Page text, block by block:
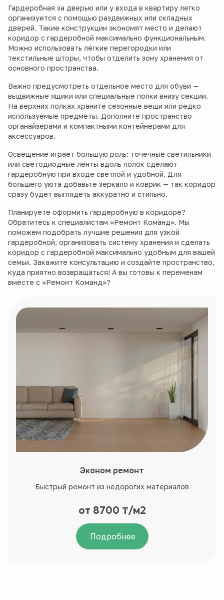
Гардеробная за дверью или у входа в квартиру легко
организуется с помощью раздвижных или складных
дверей. Такие конструкции экономят место и делают
коридор с гардеробной максимально функциональным.
Можно использовать лёгкие перегородки или
текстильные шторы, чтобы отделить зону хранения от
основного пространства.
Важно предусмотреть отдельное место для обуви —
выдвижные ящики или специальные полки внизу секции.
На верхних полках храните сезонные вещи или редко
используемые предметы. Дополните пространство
органайзерами и компактными контейнерами для
аксессуаров.
Освещение играет большую роль: точечные светильники
или светодиодные ленты вдоль полок сделают
гардеробную при входе светлой и удобной. Для
большего уюта добавьте зеркало и коврик — так коридор
сразу будет выглядеть аккуратно и стильно.
Планируете оформить гардеробную в коридоре?
Обратитесь к специалистам «Ремонт Команд». Мы
поможем подобрать лучшие решения для узкой
гардеробной, организовать систему хранения и сделать
коридор с гардеробной максимально удобным для вашей
семьи. Закажите консультацию и создайте пространство,
куда приятно возвращаться! А вы готовы к переменам
вместе с «Ремонт Команд»?
Эконом ремонт
Быстрый ремонт из недорогих материалов
от 8700 ₸/м2
Подробнее